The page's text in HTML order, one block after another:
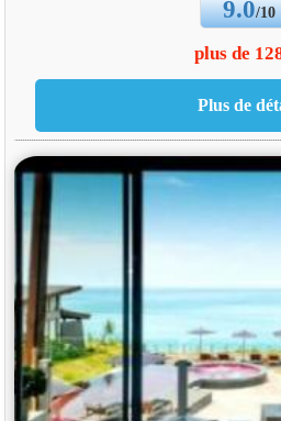
9.0/10
plus de